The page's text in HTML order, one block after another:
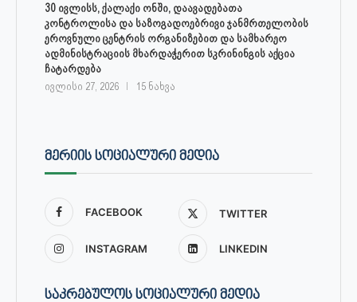
30 ივლისს, ქალაქი ონში, დაავადებათა
კონტროლისა და საზოგადოებრივი ჯანმრთელობის
ეროვნული ცენტრის ორგანიზებით და სამხარეო
ადმინისტრაციის მხარდაჭერით სკრინინგის აქცია
ჩატარდება
ივლისი 27, 2026 15 ნახვა
ᲛᲔᲠᲘᲘᲡ ᲡᲝᲪᲘᲐᲚᲣᲠᲘ ᲛᲔᲓᲘᲐ
FACEBOOK TWITTER
INSTAGRAM LINKEDIN
ᲡᲐᲙᲠᲔᲑᲣᲚᲝᲡ ᲡᲝᲪᲘᲐᲚᲣᲠᲘ ᲛᲔᲓᲘᲐ